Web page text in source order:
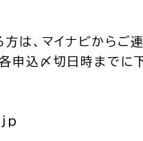
は、マイナビからご
申込〆切日時まで